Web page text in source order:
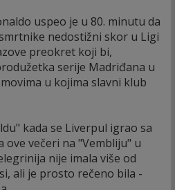
uspeo je u 80. minutu da
nedostižni skor u Ligi
preokret koji bi,
serije Madriđana u
u kojima slavni klub
kada se Liverpul igrao sa
ove večeri na "Vembliju" u
nije imala više od
ali je prosto rečeno bila -